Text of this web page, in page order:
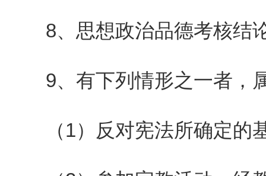
8、思想政治品德考核结
9、有下列情形之一者，
（1）反对宪法所确定的